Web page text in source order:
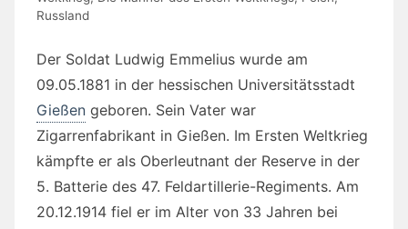
Russland
Der Soldat Ludwig Emmelius wurde am
09.05.1881 in der hessischen Universitätsstadt
Gießen geboren. Sein Vater war
Zigarrenfabrikant in Gießen. Im Ersten Weltkrieg
kämpfte er als Oberleutnant der Reserve in der
5. Batterie des 47. Feldartillerie-Regiments. Am
20.12.1914 fiel er im Alter von 33 Jahren bei